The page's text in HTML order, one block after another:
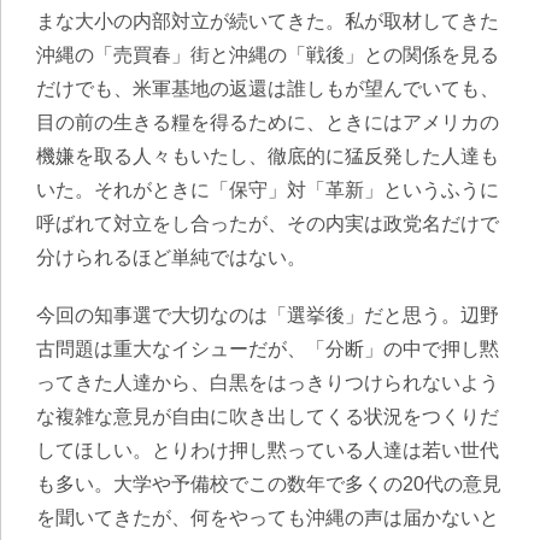
まな大小の内部対立が続いてきた。私が取材してきた
沖縄の「売買春」街と沖縄の「戦後」との関係を見る
だけでも、米軍基地の返還は誰しもが望んでいても、
目の前の生きる糧を得るために、ときにはアメリカの
機嫌を取る人々もいたし、徹底的に猛反発した人達も
いた。それがときに「保守」対「革新」というふうに
呼ばれて対立をし合ったが、その内実は政党名だけで
分けられるほど単純ではない。
今回の知事選で大切なのは「選挙後」だと思う。辺野
古問題は重大なイシューだが、「分断」の中で押し黙
ってきた人達から、白黒をはっきりつけられないよう
な複雑な意見が自由に吹き出してくる状況をつくりだ
してほしい。
とりわけ押し黙っている人達は若い世代
も多い。大学や予備校でこの数年で多くの20代の意見
を聞いてきたが、何をやっても沖縄の声は届かないと